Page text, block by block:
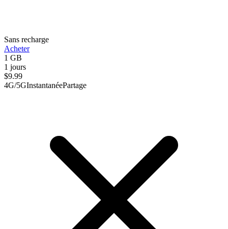
Sans recharge
Acheter
1 GB
1 jours
$9.99
4G/5GInstantanéePartage